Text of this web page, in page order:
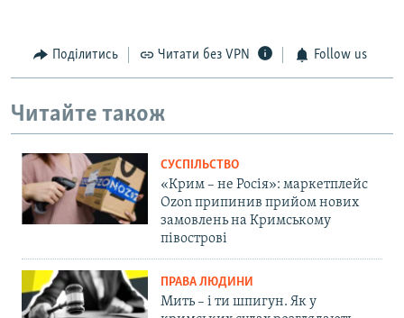
Поділитись Читати без VPN Follow us
Читайте також
СУСПІЛЬСТВО
«Крим – не Росія»: маркетплейс
Ozon припинив прийом нових
замовлень на Кримському
півострові
ПРАВА ЛЮДИНИ
Мить – і ти шпигун. Як у